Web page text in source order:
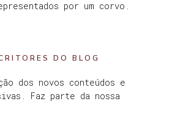
por um corvo.
DO BLOG
dos novos conteúdos e
Faz parte da nossa